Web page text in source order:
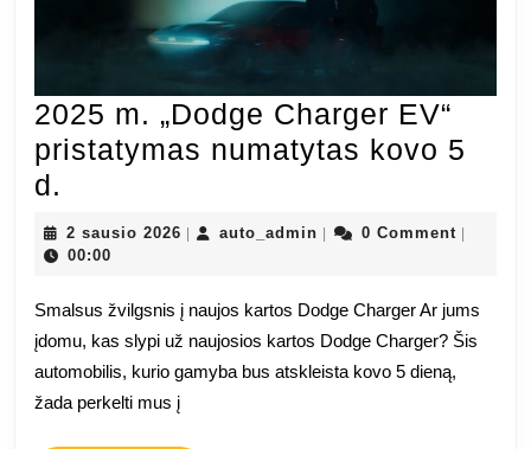
2025 m. „Dodge Charger EV“
pristatymas numatytas kovo 5
d.
m.
„Dodge
EV“
pristatymas
numatytas
2 sausio 2026 2| auto_admin auto_admin
| 0 Comment |
00:00
Smalsus žvilgsnis į naujos kartos Dodge Charger Ar jums
įdomu, kas slypi už naujosios kartos Dodge Charger? Šis
automobilis, kurio gamyba bus atskleista kovo 5 dieną,
žada perkelti mus į